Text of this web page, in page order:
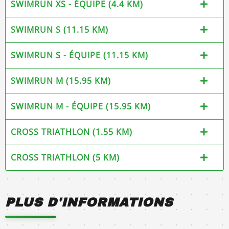
SWIMRUN XS - ÉQUIPE (4.4 KM)
SWIMRUN S (11.15 KM)
SWIMRUN S - ÉQUIPE (11.15 KM)
SWIMRUN M (15.95 KM)
SWIMRUN M - ÉQUIPE (15.95 KM)
CROSS TRIATHLON (1.55 KM)
CROSS TRIATHLON (5 KM)
PLUS D'INFORMATIONS